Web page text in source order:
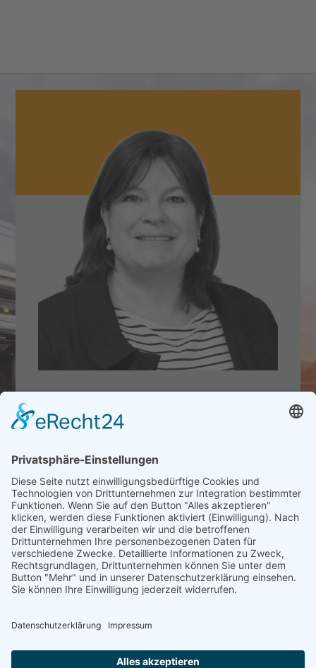
Sie haben Fragen
unserem Service?
Susanne Grotefent// Oxoalkohole und
Lösemittel
T_+49 (0)40 899789 - 31